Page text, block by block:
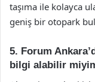
taşıma ile kolayca
geniş bir otopark
5. Forum
bilgi alabilir